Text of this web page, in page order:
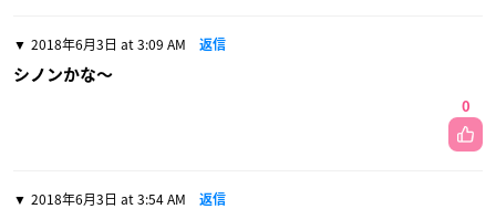
2018年6月3日 at 3:09 AM 返信
シノンかな〜
0
2018年6月3日 at 3:54 AM 返信